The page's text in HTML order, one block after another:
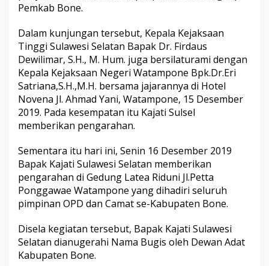
i
u
s
e
l
d
i
s
a
m
u
s
e
c
a
a
A
d
a
Pemkab Bone.
Dalam kunjungan tersebut, Kepala Kejaksaan
Tinggi Sulawesi Selatan Bapak Dr. Firdaus
Dewilimar, S.H., M. Hum. juga bersilaturami dengan
Kepala Kejaksaan Negeri Watampone Bpk.Dr.Eri
Satriana,S.H.,M.H. bersama jajarannya di Hotel
Novena Jl. Ahmad Yani, Watampone, 15 Desember
2019. Pada kesempatan itu Kajati Sulsel
memberikan pengarahan.
Sementara itu hari ini, Senin 16 Desember 2019
Bapak Kajati Sulawesi Selatan memberikan
pengarahan di Gedung Latea Riduni Jl.Petta
Ponggawae Watampone yang dihadiri seluruh
pimpinan OPD dan Camat se-Kabupaten Bone.
Disela kegiatan tersebut, Bapak Kajati Sulawesi
Selatan dianugerahi Nama Bugis oleh Dewan Adat
Kabupaten Bone.